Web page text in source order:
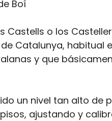
Castells o los
Catalunya, habitual
y que
un nivel tan alto de
ajustando y